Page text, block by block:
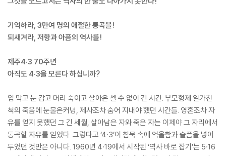
기억하라, 3만여 명의 애절한 통곡을!
되새겨라, 저항과 아픔의 역사를!
제주4·3 70주년
아직도 4·3을 모른다 하십니까?
입 막고 눈 감고 머리 숙이고 살아온 셀 수 없이 긴 시간. 부모형제 일가친
척의 죽음에 눈물은커녕, 제사조차 숨어 지내야 했던 시간들. 영혼조차 자
유를 얻지 못했던 그 긴 세월, 살아남은 자와 죽은 자는 이제야 그 자리에서
통곡할 자유를 얻었다. 그렇다고 ‘4·3’이 침묵 속에 억울함과 슬픔을 넣어
두었던 것만은 아니다. 1960년 4·19에서 시작된 ‘역사 바로 잡기’는 5·16